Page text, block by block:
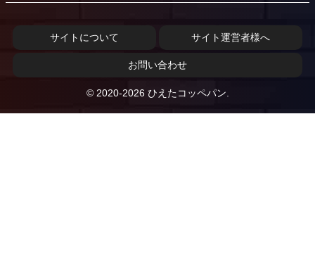
サイトについて サイト運営者様へ
お問い合わせ
© 2020-2026 ひえたコッペパン.